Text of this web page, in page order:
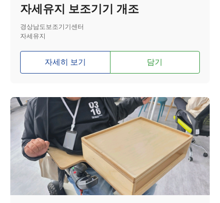
자세유지 보조기기 개조
경상남도보조기기센터
자세유지
자세히 보기 담기